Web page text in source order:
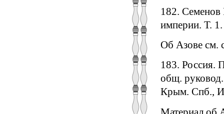
182. Семенов
империи. Т.
Об Азове см.
183. Россия.
общ.
Крым. Спб.,